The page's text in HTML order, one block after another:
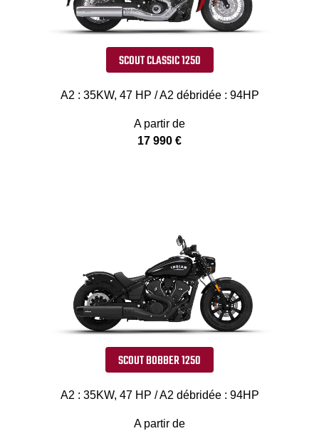
SCOUT CLASSIC 1250
A2 : 35KW, 47 HP / A2 débridée : 94HP
A partir de
17 990 €
SCOUT BOBBER 1250
A2 : 35KW, 47 HP / A2 débridée : 94HP
A partir de